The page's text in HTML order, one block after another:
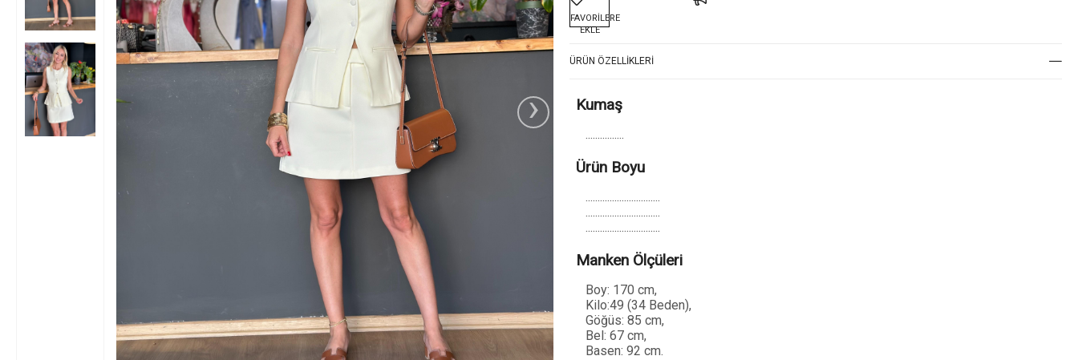
›
FAVORILERE
EKLE
ÜRÜN ÖZELLIKLERI
Kumaş
................
Ürün Boyu
...............................
...............................
...............................
Manken Ölçüleri
Boy: 170 cm,
Kilo:49 (34 Beden),
Göğüs: 85 cm,
Bel: 67 cm,
Basen: 92 cm.